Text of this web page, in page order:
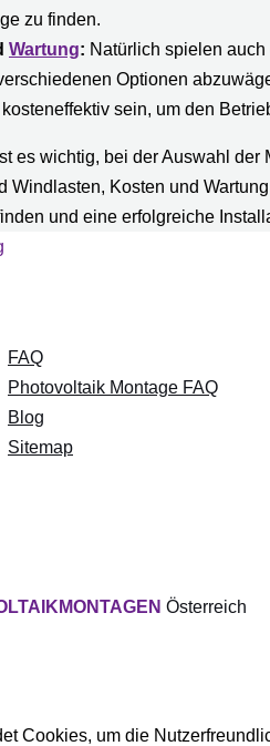
zu finden.
Wartung: Natürlich spielen
Optionen
sein, um den
es wichtig, bei der Auswahl
Windlasten, Kosten und
und eine erfolgreiche
FAQ
Photovoltaik Montage FAQ
Blog
Sitemap
Österreich
Cookies, um die